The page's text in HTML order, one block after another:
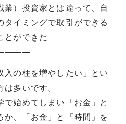
業）投資家とは違って、自
イミングで取引ができる
とができた
入の柱を増やしたい」とい
多いです。
で始めてしまい「お金」と
か、「お金」と「時間」を